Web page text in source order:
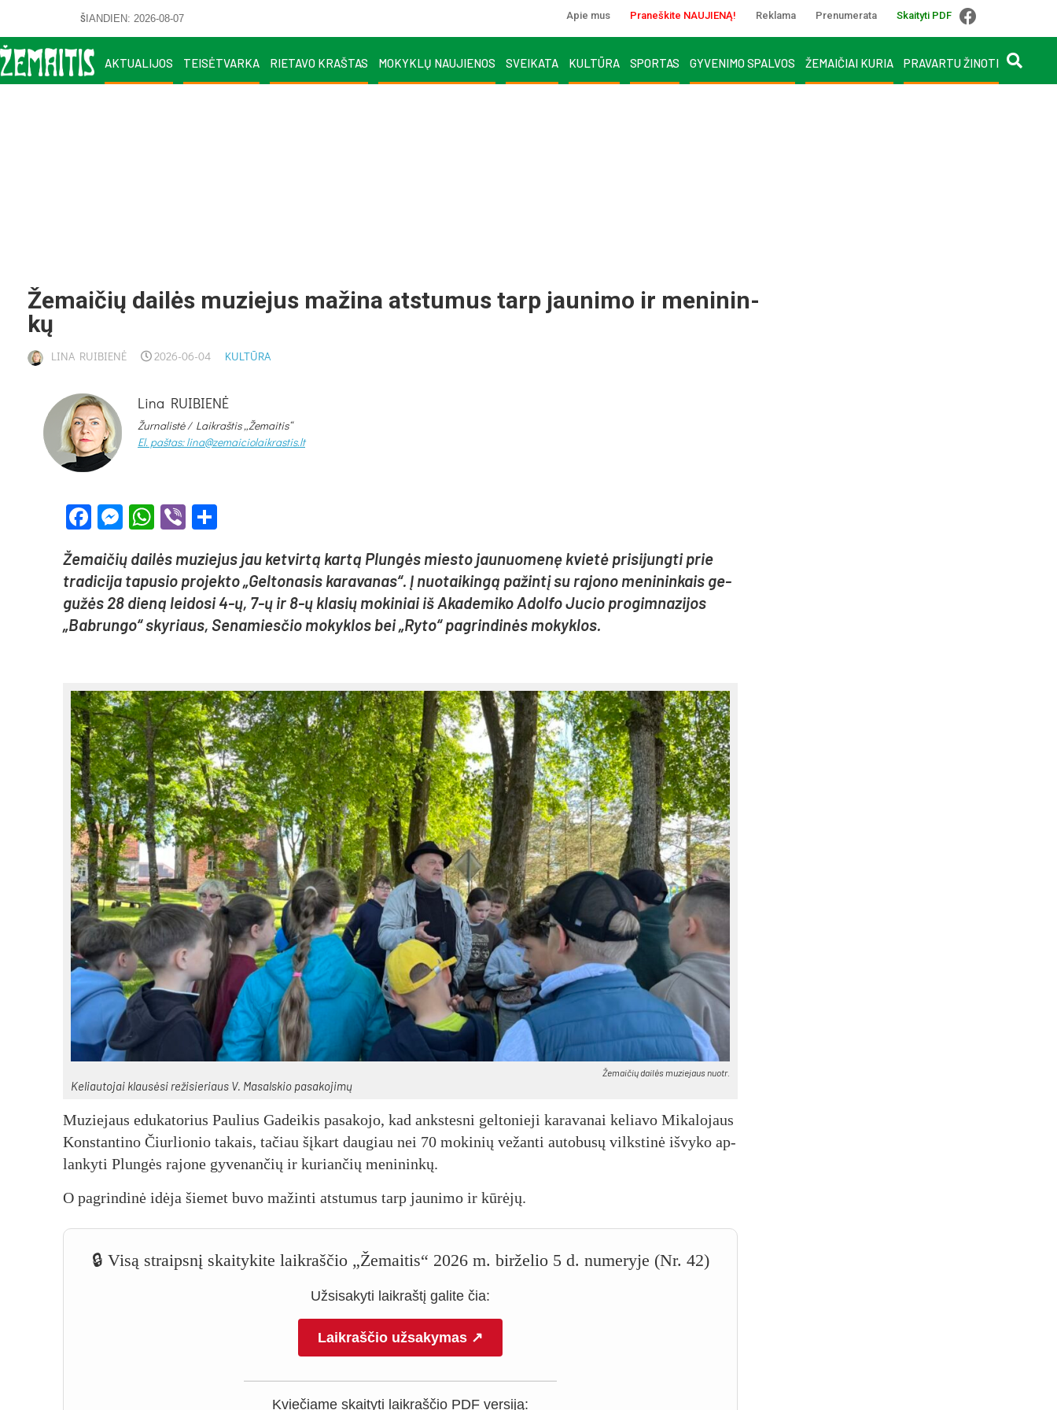
ŠIANDIEN: 2026-08-07 Apie mus Praneškite NAUJIENĄ! Reklama Prenumerata Skaityti PDF
AKTUALIJOS TEISĖTVARKA RIETAVO KRAŠTAS MOKYKLŲ NAUJIENOS SVEIKATA KULTŪRA SPORTAS GYVENIMO SPALVOS ŽEMAIČIAI KURIA PRAVARTU ŽINOTI
Že­mai­čių dai­lės mu­zie­jus ma­ži­na at­stu­mus tarp jau­ni­mo ir me­ni­nin­
kų
LINA RUIBIENĖ 2026-06-04 KULTŪRA
Lina RUIBIENĖ
Žurnalistė / Laikraštis „Žemaitis“
El. paštas: lina@zemaiciolaikrastis.lt
Facebook
Messenger
WhatsApp
Viber
Že­mai­čių dai­lės mu­zie­jus jau ket­vir­tą kar­tą Plun­gės mies­to jau­nuo­me­nę kvie­tė pri­si­jung­ti prie
tra­di­ci­ja ta­pu­sio pro­jek­to „Gel­to­na­sis ka­ra­va­nas“. Į nuo­tai­kin­gą pa­žin­tį su ra­jo­no me­ni­nin­kais ge­
gu­žės 28 die­ną lei­do­si 4-ų, 7-ų ir 8-ų kla­sių mo­ki­niai iš Aka­de­mi­ko Adol­fo Ju­cio pro­gim­na­zi­jos
„Bab­run­go“ sky­riaus, Se­na­mies­čio mo­kyk­los bei „Ry­to“ pa­grin­di­nės mo­kyk­los.
Žemaičių dailės muziejaus nuotr.
Ke­liau­to­jai klau­sė­si re­ži­sie­riaus V. Ma­sals­kio pa­sa­ko­ji­mų
Mu­zie­jaus edu­ka­to­rius Pau­lius Ga­dei­kis pa­sa­ko­jo, kad anks­tes­ni gel­to­nie­ji ka­ra­va­nai ke­lia­vo Mi­ka­lo­jaus
Kons­tan­ti­no Čiur­lio­nio ta­kais, ta­čiau šį­kart dau­giau nei 70 mo­ki­nių ve­žan­ti au­to­bu­sų vilks­ti­nė iš­vy­ko ap­
lan­ky­ti Plun­gės ra­jo­ne gy­ve­nan­čių ir ku­rian­čių me­ni­nin­kų.
O pa­grin­di­nė idė­ja šie­met bu­vo ma­žin­ti at­stu­mus tarp jau­ni­mo ir kūrėjų.
🔒 Visą straipsnį skaitykite laikraščio „Žemaitis“ 2026 m. birželio 5 d. numeryje (Nr. 42)
Užsisakyti laikraštį galite čia:
Laikraščio užsakymas ↗
Kviečiame skaityti laikraščio PDF versiją: